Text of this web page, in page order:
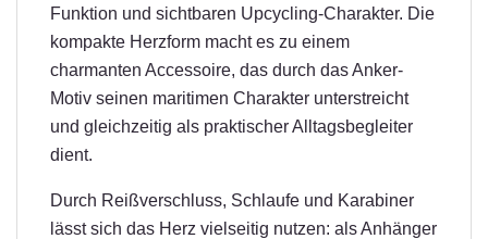
Funktion und sichtbaren Upcycling-Charakter. Die
kompakte Herzform macht es zu einem
charmanten Accessoire, das durch das Anker-
Motiv seinen maritimen Charakter unterstreicht
und gleichzeitig als praktischer Alltagsbegleiter
dient.
Durch Reißverschluss, Schlaufe und Karabiner
lässt sich das Herz vielseitig nutzen: als Anhänger